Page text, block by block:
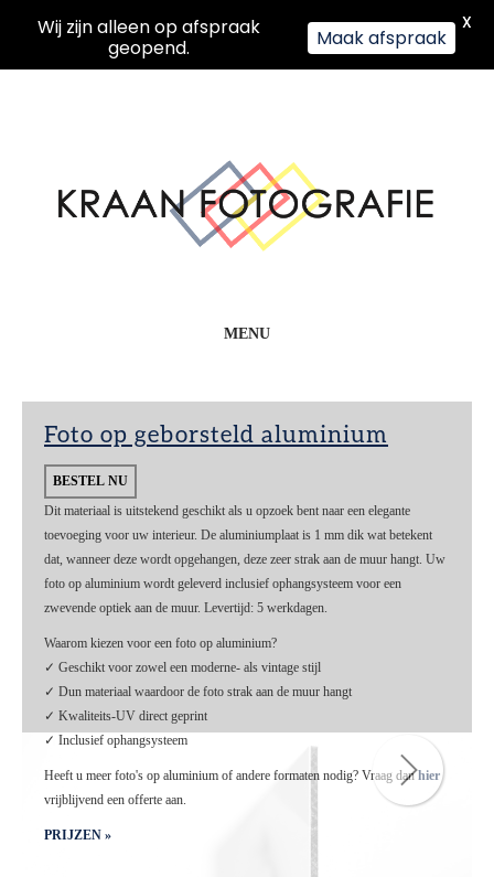
MENU
Foto op geborsteld aluminium
BESTEL NU
Dit materiaal is uitstekend geschikt als u opzoek bent naar een elegante
toevoeging voor uw interieur. De aluminiumplaat is 1 mm dik wat betekent
dat, wanneer deze wordt opgehangen, deze zeer strak aan de muur hangt. Uw
foto op aluminium wordt geleverd inclusief ophangsysteem voor een
zwevende optiek aan de muur. Levertijd: 5 werkdagen.
Waarom kiezen voor een foto op aluminium?
✓ Geschikt voor zowel een moderne- als vintage stijl
✓ Dun materiaal waardoor de foto strak aan de muur hangt
✓ Kwaliteits-UV direct geprint
✓ Inclusief ophangsysteem
Heeft u meer foto's op aluminium of andere formaten nodig? Vraag danhier
vrijblijvend een offerte aan.
PRIJZEN »
HOME
Wij zijn alleen op afspraak
geopend.
Maak afspraak
X